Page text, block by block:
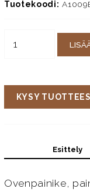
Tuotekoodi:
KYSY
Esittely
Ovenpainike,